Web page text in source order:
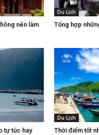
nên làm
Du Lịch
Tổng hợp
tự túc hay
Du Lịch
Thời điểm tốt